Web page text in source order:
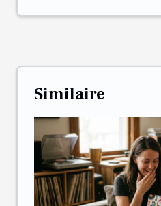
Similaire